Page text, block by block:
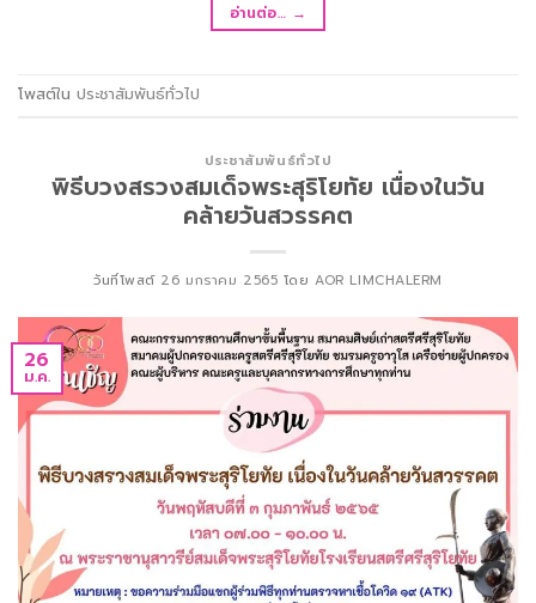
อ่านต่อ… →
โพสต์ใน ประชาสัมพันธ์ทั่วไป
ประชาสัมพันธ์ทั่วไป
พิธีบวงสรวงสมเด็จพระสุริโยทัย เนื่องในวัน
คล้ายวันสวรรคต
วันที่โพสต์ 26 มกราคม 2565 โดยAOR LIMCHALERM
26
ม.ค.